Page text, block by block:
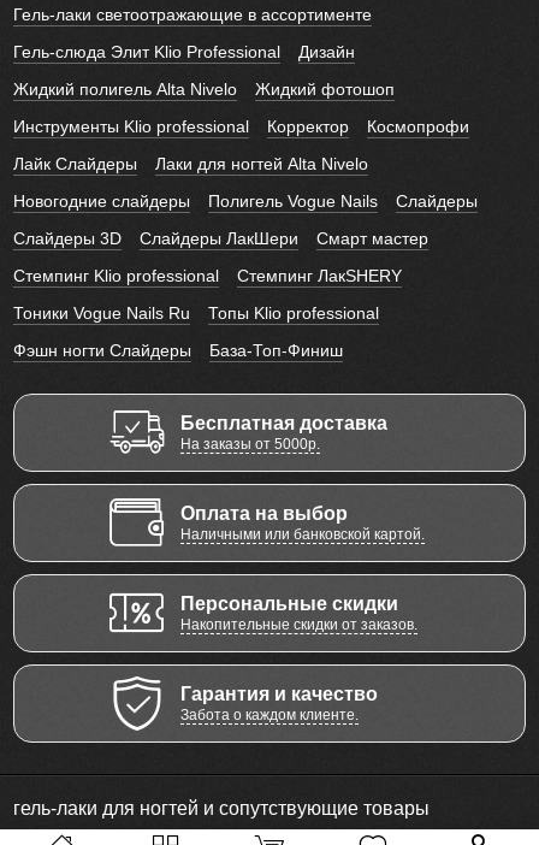
Гель-лаки светоотражающие в ассортименте
Гель-слюда Элит Klio Professional
Дизайн
Жидкий полигель Alta Nivelo
Жидкий фотошоп
Инструменты Klio professional
Корректор
Космопрофи
Лайк Слайдеры
Лаки для ногтей Alta Nivelo
Новогодние слайдеры
Полигель Vogue Nails
Слайдеры
Слайдеры 3D
Слайдеры ЛакШери
Смарт мастер
Стемпинг Klio professional
Стемпинг ЛакSHERY
Тоники Vogue Nails Ru
Топы Klio professional
Фэшн ногти Слайдеры
База-Топ-Финиш
Бесплатная доставка
На заказы от 5000р.
Оплата на выбор
Наличными или банковской картой.
Персональные скидки
Накопительные скидки от заказов.
Гарантия и качество
Забота о каждом клиенте.
гель-лаки для ногтей и сопутствующие товары
© 2011 - 2026 Все права защищены